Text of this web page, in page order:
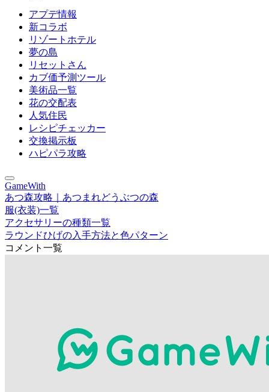
アプデ情報
新コラボ
リゾートホテル
夢の島
リセットさん
カブ価予測ツール
美術品一覧
花の交配表
人気住民
レシピチェッカー
交換掲示板
ハピパラ攻略
GameWith
あつ森攻略｜あつまれどうぶつの森
服(衣装)一覧
アクセサリーの種類一覧
ラウンドひげの入手方法と色パターン
コメント一覧